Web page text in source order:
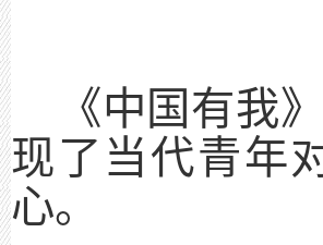
《中国有我
现了当代青年
心。